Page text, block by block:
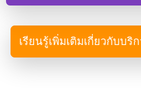
เรียนรู้เพิ่มเติมเกี่ยวกับบ